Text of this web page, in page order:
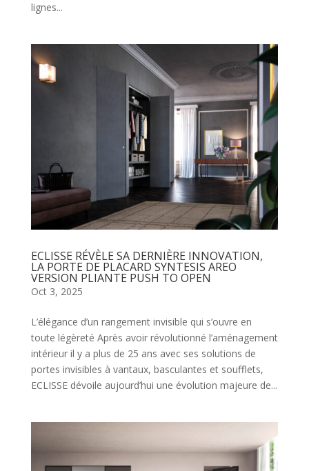
lignes...
ECLISSE RÉVÈLE SA DERNIÈRE INNOVATION,
LA PORTE DE PLACARD SYNTESIS AREO
VERSION PLIANTE PUSH TO OPEN
Oct 3, 2025
L’élégance d’un rangement invisible qui s’ouvre en
toute légèreté Après avoir révolutionné l’aménagement
intérieur il y a plus de 25 ans avec ses solutions de
portes invisibles à vantaux, basculantes et soufflets,
ECLISSE dévoile aujourd’hui une évolution majeure de...